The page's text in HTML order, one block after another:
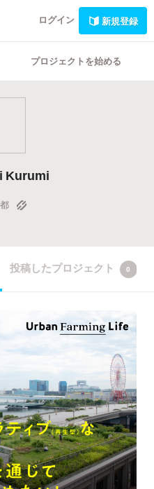
ログイン 新規登録
プロジェクトを始める
Kurumi
投稿したプロジェクト 0